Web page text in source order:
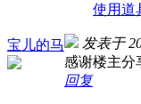
使用道
宝儿的马 发表于
感谢楼主分
回复